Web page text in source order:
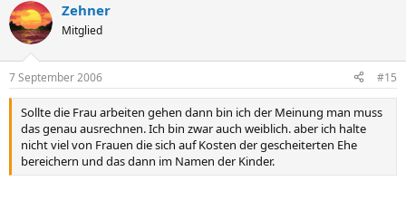
Zehner
Mitglied
7 September 2006 #15
Sollte die Frau arbeiten gehen dann bin ich der Meinung man muss
das genau ausrechnen. Ich bin zwar auch weiblich. aber ich halte
nicht viel von Frauen die sich auf Kosten der gescheiterten Ehe
bereichern und das dann im Namen der Kinder.